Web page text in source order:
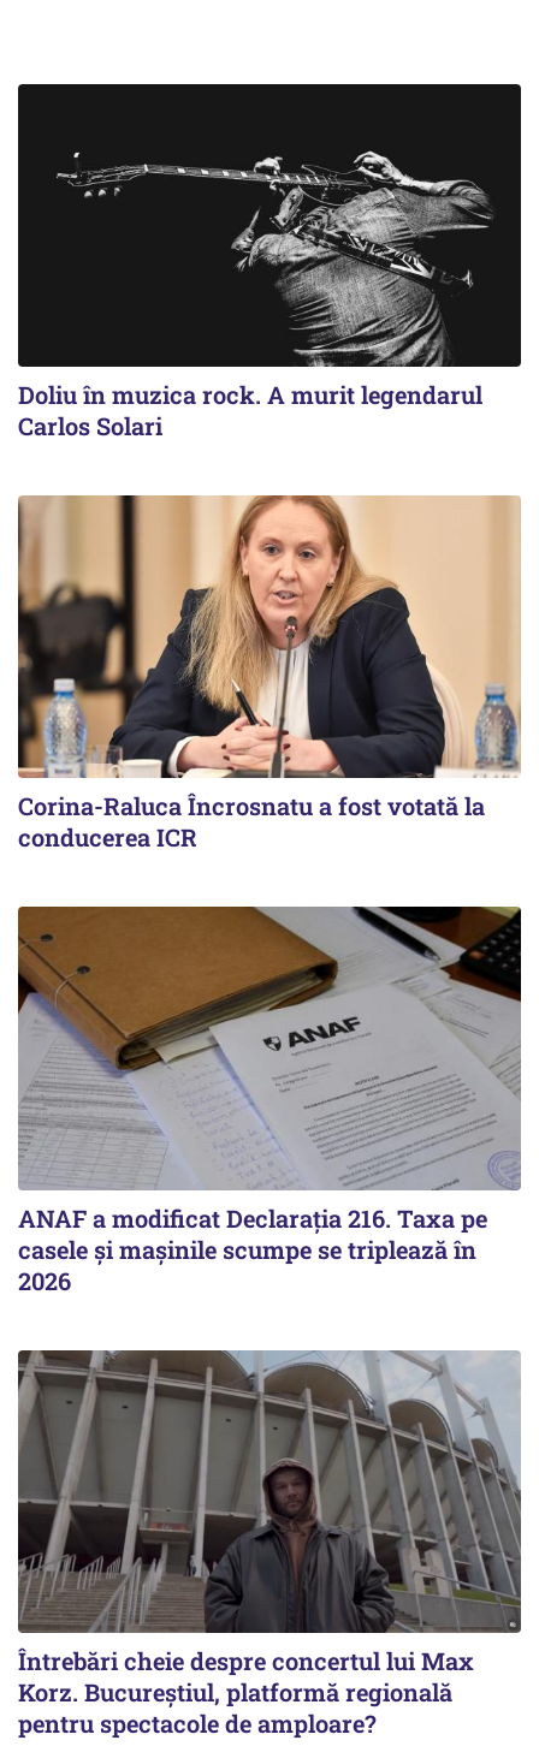
Doliu în muzica rock. A murit legendarul
Carlos Solari
Corina-Raluca Încrosnatu a fost votată la
conducerea ICR
ANAF a modificat Declarația 216. Taxa pe
casele și mașinile scumpe se triplează în
2026
Întrebări cheie despre concertul lui Max
Korz. Bucureştiul, platformă regională
pentru spectacole de amploare?